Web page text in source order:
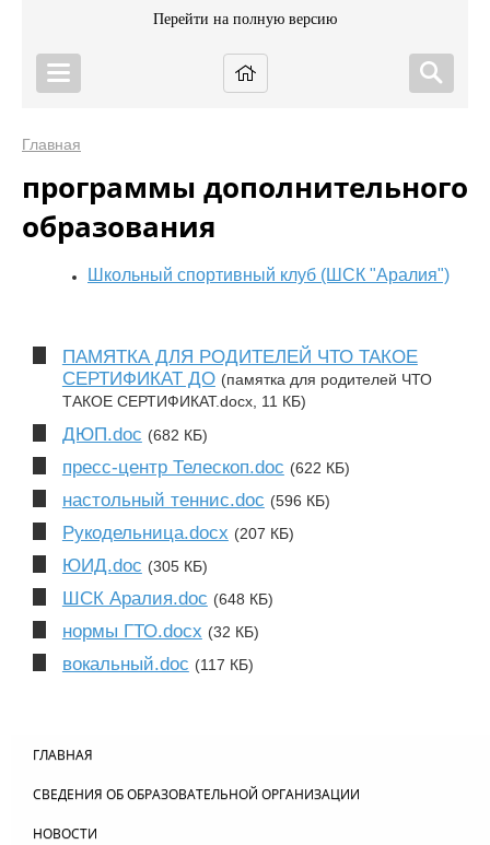
Перейти на полную версию
Главная
программы дополнительного
образования
Школьный спортивный клуб (ШСК "Аралия")
ПАМЯТКА ДЛЯ РОДИТЕЛЕЙ ЧТО ТАКОЕ
СЕРТИФИКАТ ДО (памятка для родителей ЧТО
ТАКОЕ СЕРТИФИКАТ.docx, 11 КБ)
ДЮП.doc (682 КБ)
пресс-центр Телескоп.doc (622 КБ)
настольный теннис.doc (596 КБ)
Рукодельница.docx (207 КБ)
ЮИД.doc (305 КБ)
ШСК Аралия.doc (648 КБ)
нормы ГТО.docx (32 КБ)
вокальный.doc (117 КБ)
ГЛАВНАЯ
СВЕДЕНИЯ ОБ ОБРАЗОВАТЕЛЬНОЙ ОРГАНИЗАЦИИ
НОВОСТИ